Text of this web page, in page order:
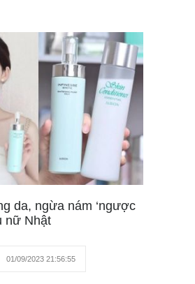
da, ngừa nám ‘ngược
nữ Nhật
01/09/2023 21:56:55